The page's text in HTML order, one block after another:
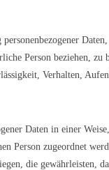
Person beziehen,
Verhalten,
Daten in einer
Person zugeordnet
die gewährleisten,